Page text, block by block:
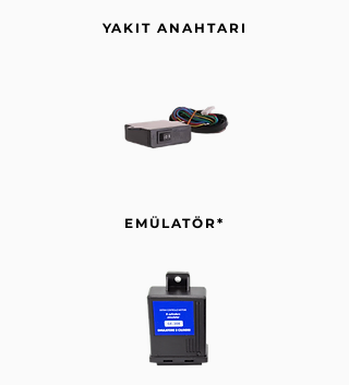
YAKIT ANAHTARI
EMÜLATÖR*